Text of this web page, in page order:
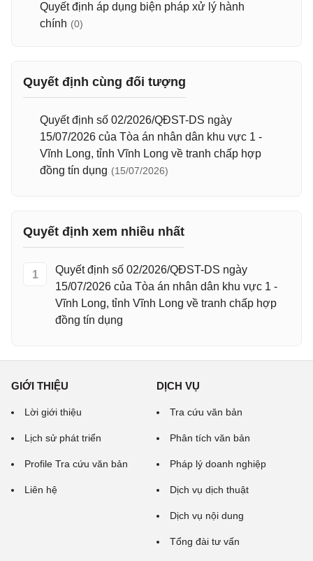
Quyết định áp dụng biện pháp xử lý hành
chính (0)
Quyết định cùng đối tượng
Quyết định số 02/2026/QĐST-DS ngày
15/07/2026 của Tòa án nhân dân khu vực 1 -
Vĩnh Long, tỉnh Vĩnh Long về tranh chấp hợp
đồng tín dụng (15/07/2026)
Quyết định xem nhiều nhất
1
Quyết định số 02/2026/QĐST-DS ngày
15/07/2026 của Tòa án nhân dân khu vực 1 -
Vĩnh Long, tỉnh Vĩnh Long về tranh chấp hợp
đồng tín dụng
GIỚI THIỆU
Lời giới thiệu
Lịch sử phát triển
Profile Tra cứu văn bản
Liên hệ
DỊCH VỤ
Tra cứu văn bản
Phân tích văn bản
Pháp lý doanh nghiệp
Dịch vụ dịch thuật
Dịch vụ nội dung
Tổng đài tư vấn